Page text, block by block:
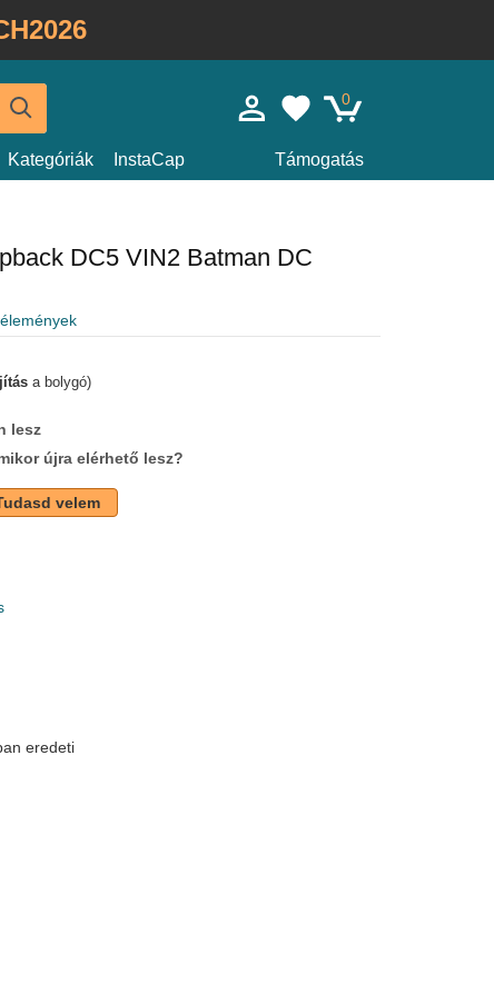
0
Kategóriák InstaCap Támogatás
DC5 VIN2 Batman DC
a bolygó)
lesz
újra elérhető lesz?
velem
eredeti